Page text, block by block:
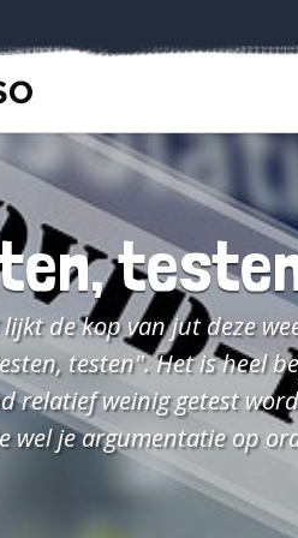
lijkt de kop van jut deze
testen". Het is heel
relatief weinig getest
wel je argumentatie op
in De Groene waarin
Alex Friedrich, de